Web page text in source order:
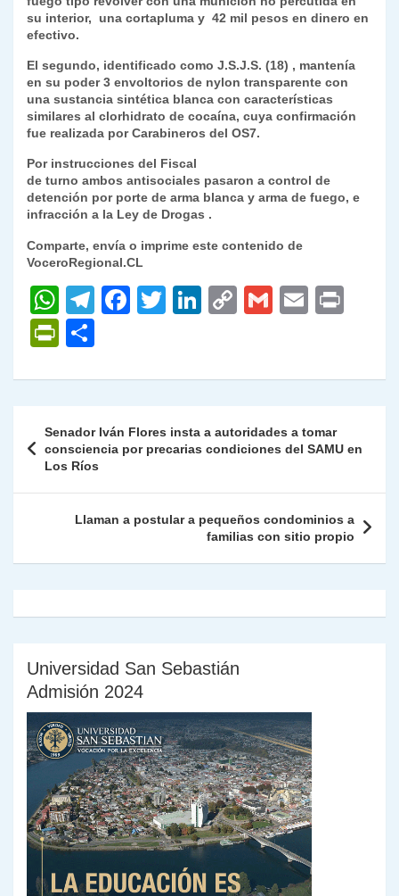
su interior, una cortapluma y 42 mil pesos en dinero en
efectivo.
El segundo, identificado como J.S.J.S. (18) , mantenía
en su poder 3 envoltorios de nylon transparente con
una sustancia sintética blanca con características
similares al clorhidrato de cocaína, cuya confirmación
fue realizada por Carabineros del OS7.
Por instrucciones del Fiscal
de turno ambos antisociales pasaron a control de
detención por porte de arma blanca y arma de fuego, e
infracción a la Ley de Drogas .
Comparte, envía o imprime este contenido de
VoceroRegional.CL
W
h
at
s
p
p
T
gr
m
F
e
o
k
T
er
Li
e
n
C
y
n
G
l
E
l
P
nt
Fr
ie
n
dl
m
p
ar
tir
de
entradas
Senador Iván Flores insta a autoridades a tomar
consciencia por precarias condiciones del SAMU en
Los Ríos
Llaman a postular a pequeños condominios a
familias con sitio propio
Universidad San Sebastián
Admisión 2024